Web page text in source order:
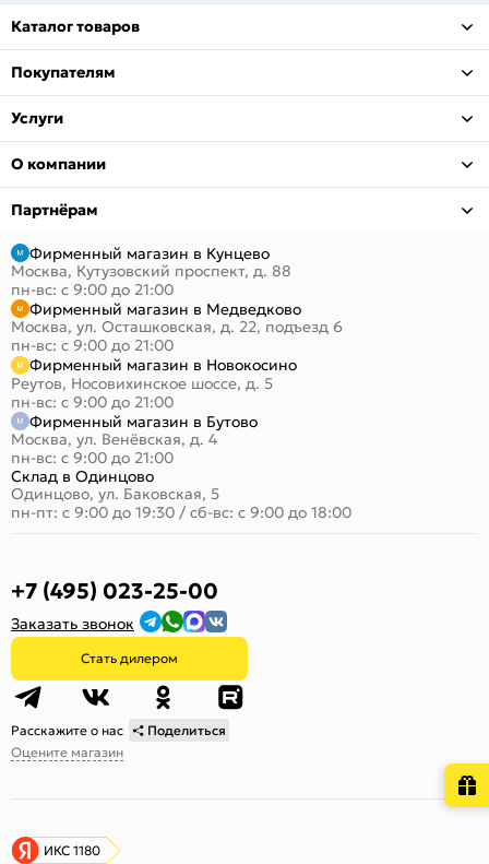
Каталог товаров
Покупателям
Услуги
О компании
Партнёрам
Фирменный магазин в Кунцево
Москва, Кутузовский проспект, д. 88
пн-вс: с 9:00 до 21:00
Фирменный магазин в Медведково
Москва, ул. Осташковская, д. 22, подъезд 6
пн-вс: с 9:00 до 21:00
Фирменный магазин в Новокосино
Реутов, Носовихинское шоссе, д. 5
пн-вс: с 9:00 до 21:00
Фирменный магазин в Бутово
Москва, ул. Венёвская, д. 4
пн-вс: с 9:00 до 21:00
Склад в Одинцово
Одинцово, ул. Баковская, 5
пн-пт: с 9:00 до 19:30 / сб-вс: с 9:00 до 18:00
+7 (495) 023-25-00
Заказать звонок
Стать дилером
Расскажите о нас
Поделиться
Оцените магазин
ИКС 1180